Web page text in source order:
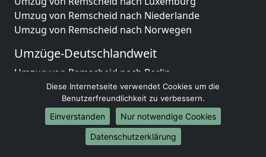
Umzug von Remscheid nach Niederlande
Umzug von Remscheid nach Norwegen
Umzüge-Deutschlandweit
Umzug von Remscheid nach Berlin
Umzug von Remscheid nach Hamburg
Umzug von Remscheid nach München
Umzug von Remscheid nach Köln
Umzug von Remscheid nach Frankfurt am Main
Umzug von Remscheid nach Stuttgart
Diese Internetseite verwendet Cookies um die
Benutzerfreundlichkeit zu verbessern.
Einverstanden
Nur notwendige Cookies
Datenschutzerklärung